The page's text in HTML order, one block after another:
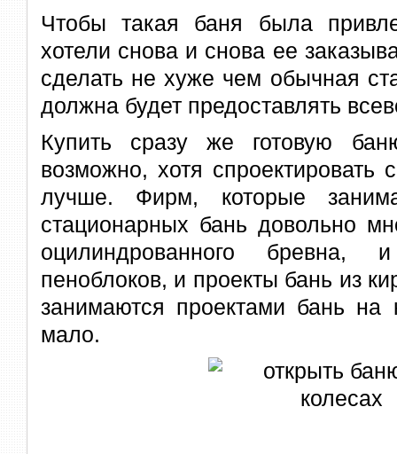
Чтобы такая баня была
хотели снова и снова ее
сделать не хуже чем обычная
должна будет предоставлять
Купить сразу же готовую
возможно, хотя спроектировать
лучше. Фирм, которые
стационарных бань довольно
оцилиндрованного
пеноблоков, и проекты бань из
занимаются проектами бань на
мало.